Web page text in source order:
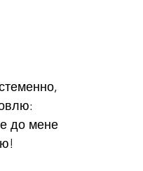
до мене